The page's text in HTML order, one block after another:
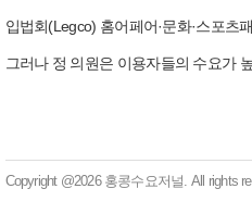
입법회(Legco) 홈어페어·문화·스포
그러나 정 의원은 이용자들의 수요가
Copyright @2026 홍콩수요저널. All rights